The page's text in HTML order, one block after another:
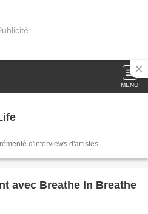
MENU
d'interviews d'artistes
avec Breathe In Breathe